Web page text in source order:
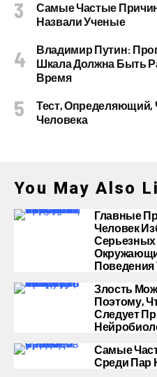
Самые Частые
Назвали Ученые
Владимир Путин:
Шкала Должна Быть
Время
Тест, Определяющий,
Человека
You May Also
Главные
Человек
Злость
Поэтому,
Следует
Самые
Среди Пар